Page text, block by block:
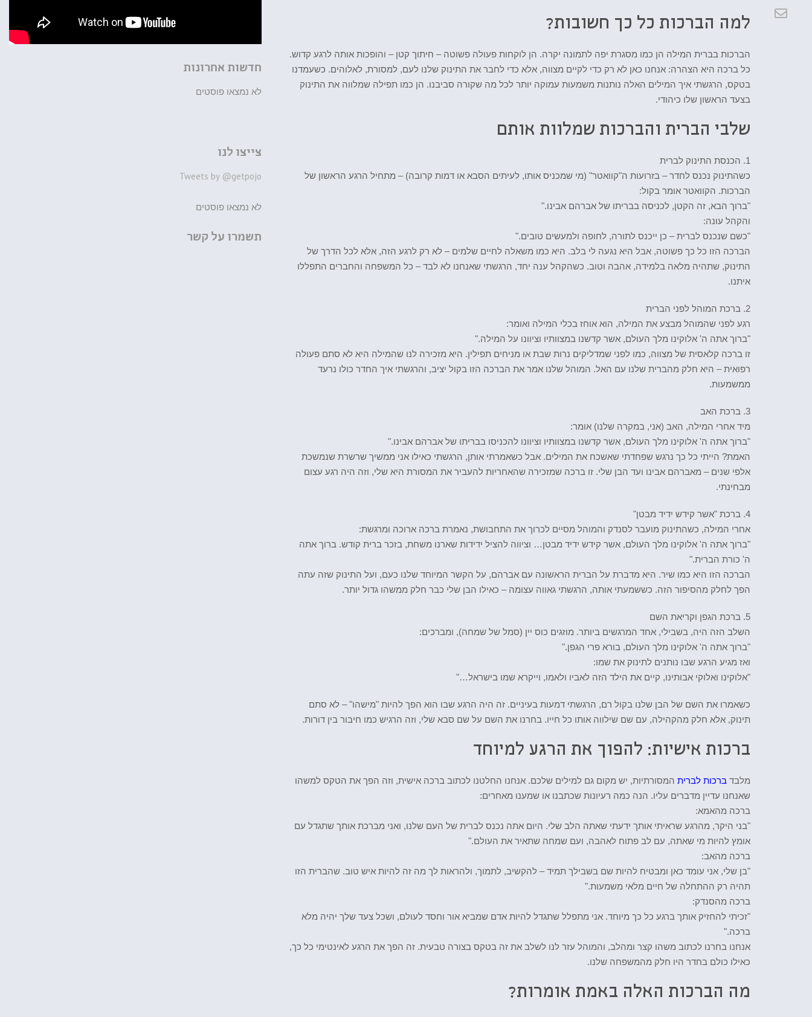
למה הברכות כל כך חשובות?
הברכות בברית המילה הן כמו מסגרת יפה לתמונה יקרה. הן לוקחות פעולה פשוטה – חיתוך קטן – והופכות אותה לרגע קדוש.
כל ברכה היא הצהרה: אנחנו כאן לא רק כדי לקיים מצווה, אלא כדי לחבר את התינוק שלנו לעם, למסורת, לאלוהים. כשעמדנו
בטקס, הרגשתי איך המילים האלה נותנות משמעות עמוקה יותר לכל מה שקורה סביבנו. הן כמו תפילה שמלווה את התינוק
בצעד הראשון שלו כיהודי.
שלבי הברית והברכות שמלוות אותם
1. הכנסת התינוק לברית
כשהתינוק נכנס לחדר – בזרועות ה"קוואטר" (מי שמכניס אותו, לעיתים הסבא או דמות קרובה) – מתחיל הרגע הראשון של
הברכות. הקוואטר אומר בקול:
"ברוך הבא, זה הקטן, לכניסה בבריתו של אברהם אבינו."
והקהל עונה:
"כשם שנכנס לברית – כן ייכנס לתורה, לחופה ולמעשים טובים."
הברכה הזו כל כך פשוטה, אבל היא נגעה לי בלב. היא כמו משאלה לחיים שלמים – לא רק לרגע הזה, אלא לכל הדרך של
התינוק, שתהיה מלאה בלמידה, אהבה וטוב. כשהקהל ענה יחד, הרגשתי שאנחנו לא לבד – כל המשפחה והחברים התפללו
איתנו.
2. ברכת המוהל לפני הברית
רגע לפני שהמוהל מבצע את המילה, הוא אוחז בכלי המילה ואומר:
"ברוך אתה ה' אלוקינו מלך העולם, אשר קדשנו במצוותיו וציוונו על המילה."
זו ברכה קלאסית של מצווה, כמו לפני שמדליקים נרות שבת או מניחים תפילין. היא מזכירה לנו שהמילה היא לא סתם פעולה
רפואית – היא חלק מהברית שלנו עם האל. המוהל שלנו אמר את הברכה הזו בקול יציב, והרגשתי איך החדר כולו נרעד
ממשמעות.
3. ברכת האב
מיד אחרי המילה, האב (אני, במקרה שלנו) אומר:
"ברוך אתה ה' אלוקינו מלך העולם, אשר קדשנו במצוותיו וציוונו להכניסו בבריתו של אברהם אבינו."
האמת? הייתי כל כך נרגש שפחדתי שאשכח את המילים. אבל כשאמרתי אותן, הרגשתי כאילו אני ממשיך שרשרת שנמשכת
אלפי שנים – מאברהם אבינו ועד הבן שלי. זו ברכה שמזכירה שהאחריות להעביר את המסורת היא שלי, וזה היה רגע עצום
מבחינתי.
4. ברכת "אשר קידש ידיד מבטן"
אחרי המילה, כשהתינוק מועבר לסנדק והמוהל מסיים לכרוך את התחבושת, נאמרת ברכה ארוכה ומרגשת:
"ברוך אתה ה' אלוקינו מלך העולם, אשר קידש ידיד מבטן… וציווה להציל ידידות שארנו משחת, בזכר ברית קודש. ברוך אתה
ה' כורת הברית."
הברכה הזו היא כמו שיר. היא מדברת על הברית הראשונה עם אברהם, על הקשר המיוחד שלנו כעם, ועל התינוק שזה עתה
הפך לחלק מהסיפור הזה. כששמעתי אותה, הרגשתי גאווה עצומה – כאילו הבן שלי כבר חלק ממשהו גדול יותר.
5. ברכת הגפן וקריאת השם
השלב הזה היה, בשבילי, אחד המרגשים ביותר. מוזגים כוס יין (סמל של שמחה), ומברכים:
"ברוך אתה ה' אלוקינו מלך העולם, בורא פרי הגפן."
ואז מגיע הרגע שבו נותנים לתינוק את שמו:
"אלוקינו ואלוקי אבותינו, קיים את הילד הזה לאביו ולאמו, וייקרא שמו בישראל…"
כשאמרו את השם של הבן שלנו בקול רם, הרגשתי דמעות בעיניים. זה היה הרגע שבו הוא הפך להיות "מישהו" – לא סתם
תינוק, אלא חלק מהקהילה, עם שם שילווה אותו כל חייו. בחרנו את השם על שם סבא שלי, וזה הרגיש כמו חיבור בין דורות.
ברכות אישיות: להפוך את הרגע למיוחד
מלבדברכות לברית המסורתיות, יש מקום גם למילים שלכם. אנחנו החלטנו לכתוב ברכה אישית, וזה הפך את הטקס למשהו
שאנחנו עדיין מדברים עליו. הנה כמה רעיונות שכתבנו או שמענו מאחרים:
ברכה מהאמא:
"בני היקר, מהרגע שראיתי אותך ידעתי שאתה הלב שלי. היום אתה נכנס לברית של העם שלנו, ואני מברכת אותך שתגדל עם
אומץ להיות מי שאתה, עם לב פתוח לאהבה, ועם שמחה שתאיר את העולם."
ברכה מהאב:
"בן שלי, אני עומד כאן ומבטיח להיות שם בשבילך תמיד – להקשיב, לתמוך, ולהראות לך מה זה להיות איש טוב. שהברית הזו
תהיה רק ההתחלה של חיים מלאי משמעות."
ברכה מהסנדק:
"זכיתי להחזיק אותך ברגע כל כך מיוחד. אני מתפלל שתגדל להיות אדם שמביא אור וחסד לעולם, ושכל צעד שלך יהיה מלא
ברכה."
אנחנו בחרנו לכתוב משהו קצר ומהלב, והמוהל עזר לנו לשלב את זה בטקס בצורה טבעית. זה הפך את הרגע לאינטימי כל כך,
כאילו כולם בחדר היו חלק מהמשפחה שלנו.
מה הברכות האלה באמת אומרות?
חדשות אחרונות
לא נמצאו פוסטים
צייצו לנו
Tweets by @getpojo
לא נמצאו פוסטים
תשמרו על קשר